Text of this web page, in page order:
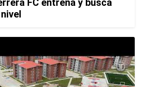
FC entrena y busca